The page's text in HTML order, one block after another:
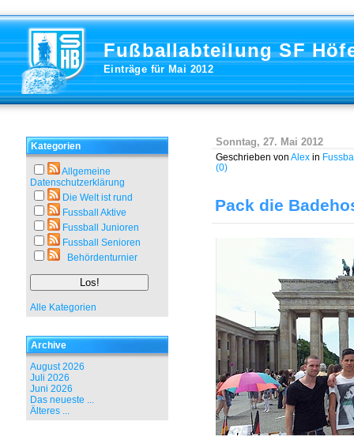
Fußballabteilung SF
Einträge für Mai 2012
Kategorien
Allgemeine
Datenschutzerklärung
Die Welt ist rund
Fussball Aktive
Fussball Junioren
Fussball Senioren
Behördenturnier
Alle Kategorien
Archive
August 2026
Juli 2026
Juni 2026
Das neueste ...
Älteres ...
Sonntag, 27. Mai 2012
Geschrieben von Alex in
(0)
Pack die